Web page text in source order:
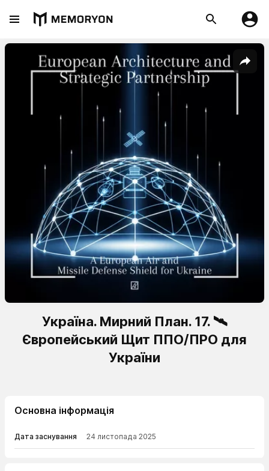
Україна. Мирний План. 17. 🛰️
Європейський Щит ППО/ПРО для
України
Основна інформація
Дата заснування 24 листопада 2025